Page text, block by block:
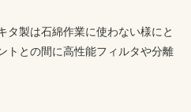
タ製は石綿作業に使わない様にと
トとの間に高性能フィルタや分離